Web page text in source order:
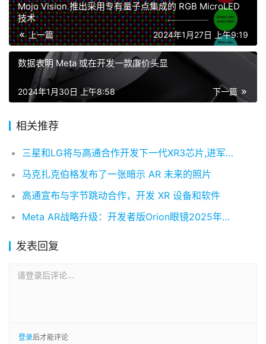
Mojo Vision 推出采用专有量子点集成的 RGB MicroLED
技术
上一篇 2024年1月27日 上午9:19
数据表明 Meta 或在开发一款廉价头显
下一篇
2024年1月30日 上午8:58
相关推荐
三星和LG将与高通合作开发下一代XR3芯片,进军 XR 市场
马克扎克伯格发布了一张暗示 AR 未来的照片
高通宣布与字节跳动合作，开发 XR 设备和软件
Meta AR战略升级：开发者版Orion眼镜2025年亮相，消费级产品锁定2027年
发表回复
请登录后评论...
登录后才能评论